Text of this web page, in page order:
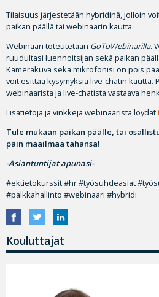
Tilaisuus järjestetään hybridinä, jolloin
paikan päällä tai webinaarin kautta.
Webinaari toteutetaan GoToWebinarilla.
ruudultasi luennoitsijan sekä paikan
Kamerakuva sekä mikrofonisi on pois
voit esittää kysymyksiä live-chatin kautta.
webinaarista ja live-chatista vastaava
Lisätietoja ja vinkkejä webinaarista löydät
Tule mukaan paikan päälle, tai
päin maailmaa tahansa!
-Asiantuntijat apunasi-
#ektietokurssit #hr #työsuhdeasiat
#palkkahallinto #webinaari #hybridi
Kouluttajat